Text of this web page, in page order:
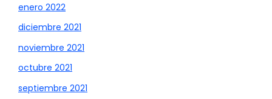
enero 2022
diciembre 2021
noviembre 2021
octubre 2021
septiembre 2021